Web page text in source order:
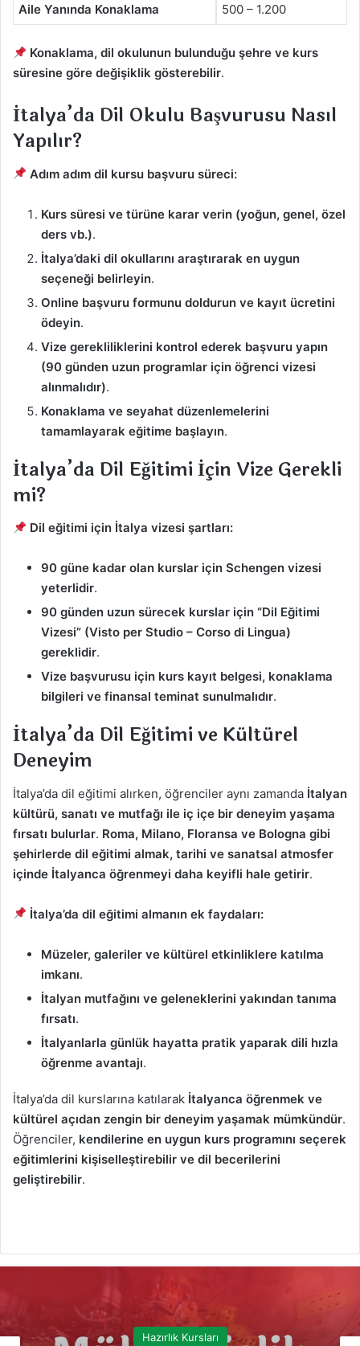
Aile Yanında Konaklama 500 – 1.200
Konaklama, dil okulunun bulunduğu şehre ve kurs
süresine göre değişiklik gösterebilir.
İtalya’da Dil Okulu Başvurusu Nasıl
Yapılır?
Adım adım dil kursu başvuru süreci:
Kurs süresi ve türüne karar verin (yoğun, genel, özel
ders vb.).
İtalya’daki dil okullarını araştırarak en uygun
seçeneği belirleyin.
Online başvuru formunu doldurun ve kayıt ücretini
ödeyin.
Vize gerekliliklerini kontrol ederek başvuru yapın
(90 günden uzun programlar için öğrenci vizesi
alınmalıdır).
Konaklama ve seyahat düzenlemelerini
tamamlayarak eğitime başlayın.
İtalya’da Dil Eğitimi İçin Vize Gerekli
mi?
Dil eğitimi için İtalya vizesi şartları:
90 güne kadar olan kurslar için Schengen vizesi
yeterlidir.
90 günden uzun sürecek kurslar için “Dil Eğitimi
Vizesi” (Visto per Studio – Corso di Lingua)
gereklidir.
Vize başvurusu için kurs kayıt belgesi, konaklama
bilgileri ve finansal teminat sunulmalıdır.
İtalya’da Dil Eğitimi ve Kültürel
Deneyim
İtalya’da dil eğitimi alırken, öğrenciler aynı zamanda İtalyan
kültürü, sanatı ve mutfağı ile iç içe bir deneyim yaşama
fırsatı bulurlar. Roma, Milano, Floransa ve Bologna gibi
şehirlerde dil eğitimi almak, tarihi ve sanatsal atmosfer
içinde İtalyanca öğrenmeyi daha keyifli hale getirir.
İtalya’da dil eğitimi almanın ek faydaları:
Müzeler, galeriler ve kültürel etkinliklere katılma
imkanı.
İtalyan mutfağını ve geleneklerini yakından tanıma
fırsatı.
İtalyanlarla günlük hayatta pratik yaparak dili hızla
öğrenme avantajı.
İtalya’da dil kurslarına katılarak İtalyanca öğrenmek ve
kültürel açıdan zengin bir deneyim yaşamak mümkündür.
Öğrenciler, kendilerine en uygun kurs programını seçerek
eğitimlerini kişiselleştirebilir ve dil becerilerini
geliştirebilir.
Hazırlık Kursları